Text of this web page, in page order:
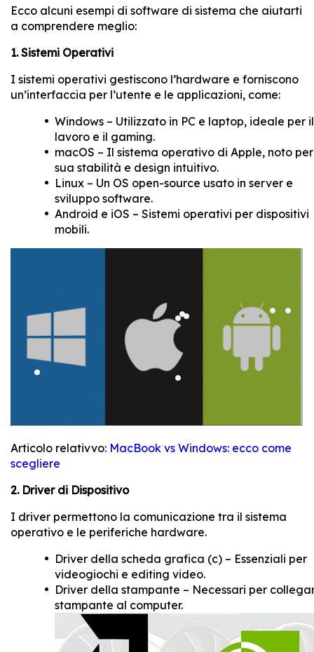
Ecco alcuni esempi di software di sistema che aiutarti
a comprendere meglio:
1. Sistemi Operativi
I sistemi operativi gestiscono l’hardware e forniscono
un’interfaccia per l’utente e le applicazioni, come:
Windows – Utilizzato in PC e laptop, ideale per il
lavoro e il gaming.
macOS – Il sistema operativo di Apple, noto
sua stabilità e design intuitivo.
Linux – Un OS open-source usato in server e
sviluppo software.
Android e iOS – Sistemi operativi per dispositivi
mobili.
Articolo relativvo: MacBook vs Windows: ecco come
scegliere
2. Driver di Dispositivo
I driver permettono la comunicazione tra il sistema
operativo e le periferiche hardware.
Driver della scheda grafica (c) – Essenziali per
videogiochi e editing video.
Driver della stampante – Necessari per
stampante al computer.